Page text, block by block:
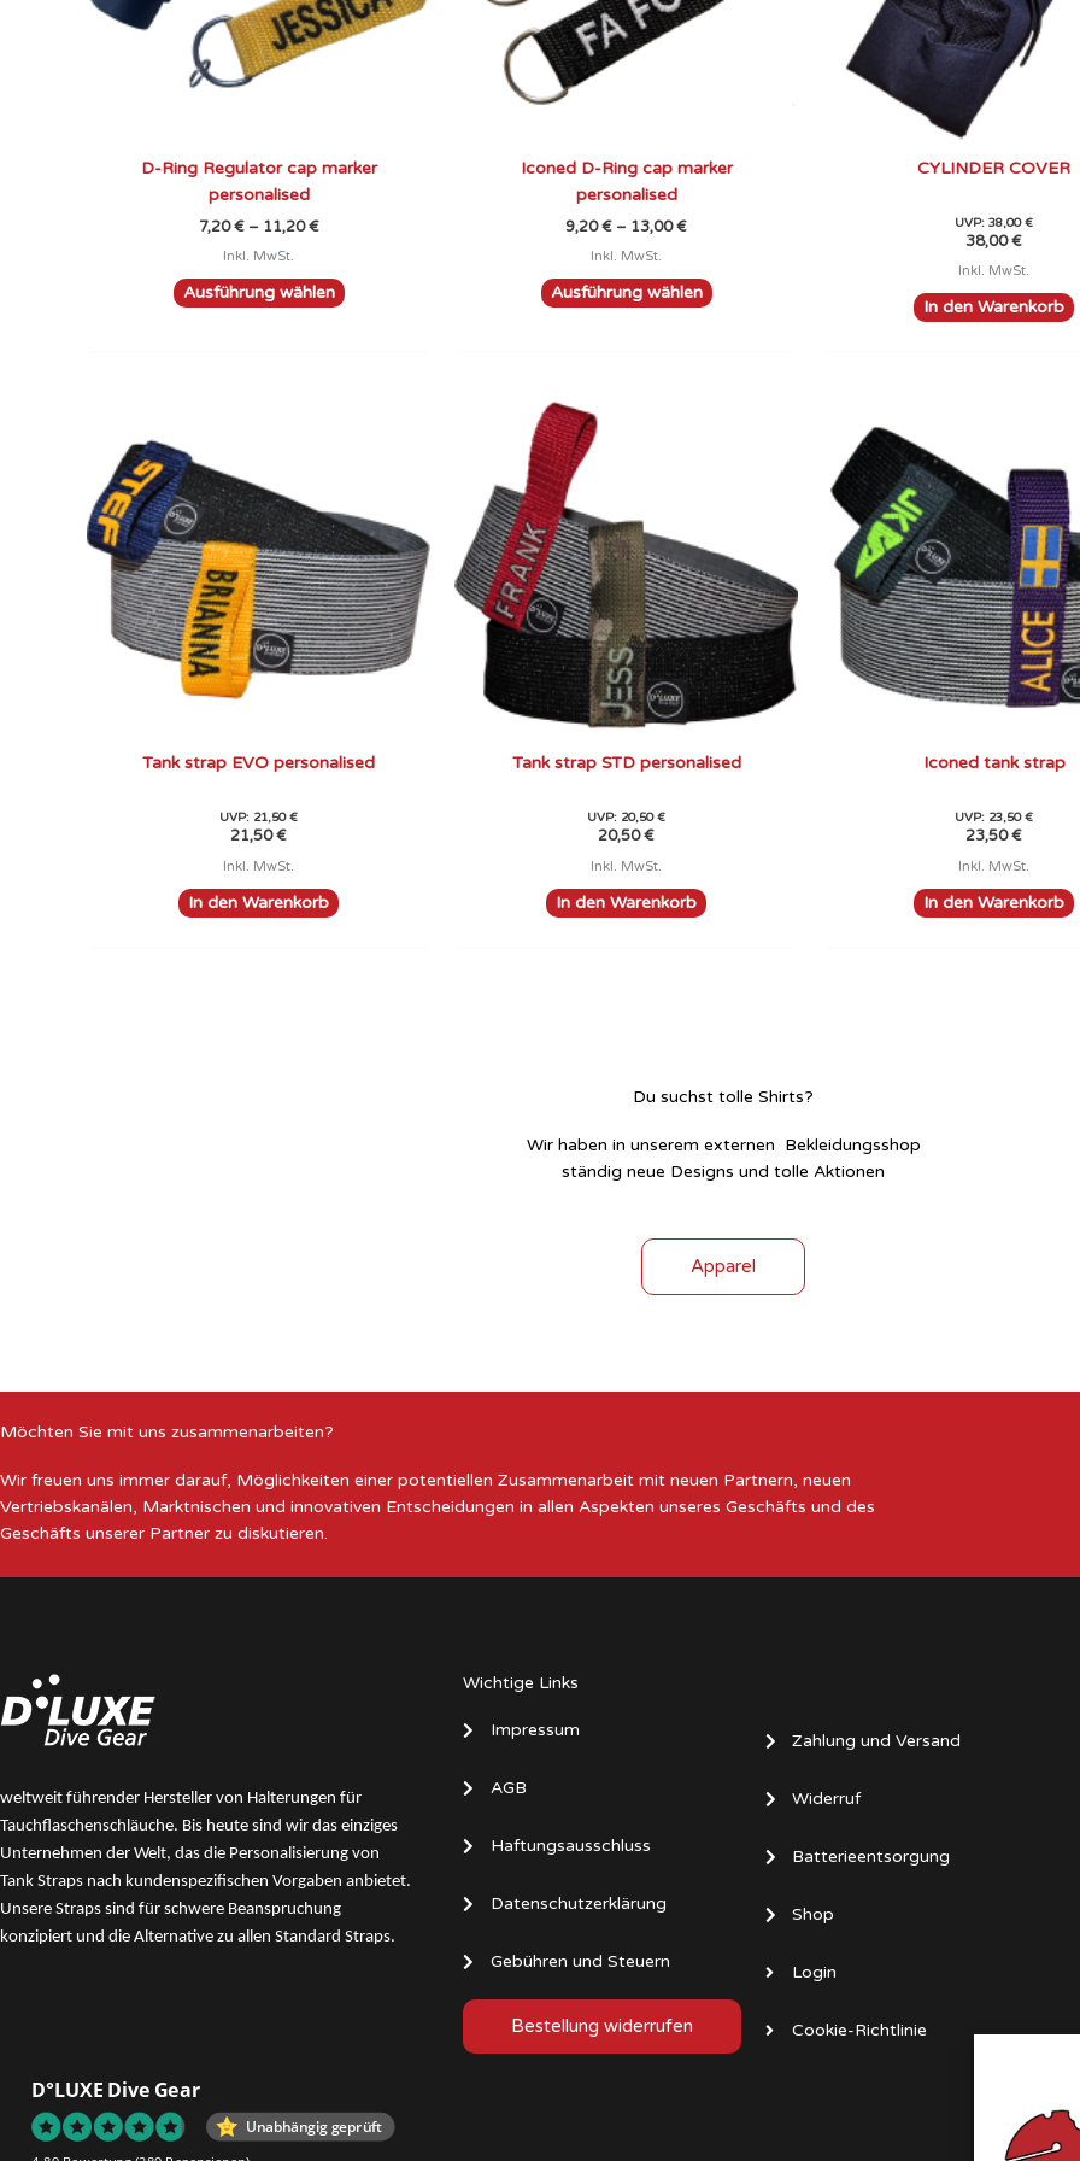
D-Ring Regulator cap marker
personalised
7,20€ – 11,20€
Inkl. MwSt.
Ausführung wählen
können
Iconed D-Ring cap marker
personalised
9,20€ – 13,00€
Inkl. MwSt.
Ausführung wählen
CYLINDER COVER
UVP: 38,00€
38,00€
Inkl. MwSt.
In den Warenkorb
Tank strap EVO personalised
UVP: 21,50€
21,50€
Inkl. MwSt.
In den Warenkorb
Tank strap STD personalised
UVP: 20,50€
20,50€
Inkl. MwSt.
In den Warenkorb
Iconed tank strap
UVP: 23,50€
23,50€
Inkl. MwSt.
In den Warenkorb
Du suchst tolle Shirts?
Wir haben in unserem externen Bekleidungsshop
ständig neue Designs und tolle Aktionen
Apparel
Möchten Sie mit uns zusammenarbeiten?
Wir freuen uns immer darauf, Möglichkeiten einer potentiellen Zusammenarbeit mit neuen Partnern, neuen
Vertriebskanälen, Marktnischen und innovativen Entscheidungen in allen Aspekten unseres Geschäfts und des
Geschäfts unserer Partner zu diskutieren.
weltweit führender Hersteller von Halterungen für
Tauchflaschenschläuche. Bis heute sind wir das einziges
Unternehmen der Welt, das die Personalisierung von
Tank Straps nach kundenspezifischen Vorgaben anbietet.
Unsere Straps sind für schwere Beanspruchung
konzipiert und die Alternative zu allen Standard Straps.
D°LUXE Dive Gear
Unabhängig geprüft
Wichtige Links
Impressum
AGB
Haftungsausschluss
Datenschutzerklärung
Gebühren und Steuern
Bestellung widerrufen
Zahlung und Versand
Widerruf
Batterieentsorgung
Shop
Login
Cookie-Richtlinie